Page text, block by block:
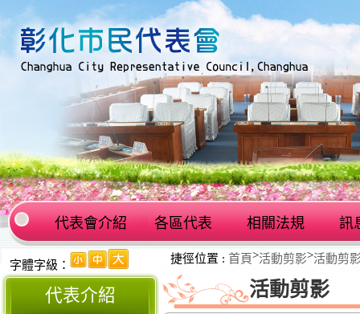
代表會介紹 各區代表 相關法規 訊
字體字級：
代表介紹
捷徑位置 : 首頁>活動剪影>活動剪
活動剪影